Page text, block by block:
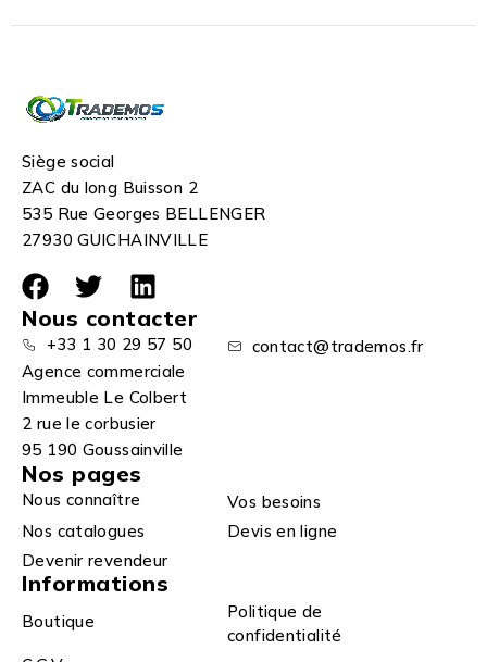
Siège social
ZAC du long Buisson 2
535 Rue Georges BELLENGER
27930 GUICHAINVILLE
Nous contacter
+33 1 30 29 57 50
contact@trademos.fr
Agence commerciale
Immeuble Le Colbert
2 rue le corbusier
95 190 Goussainville
Nos pages
Nous connaître
Vos besoins
Nos catalogues
Devis en ligne
Devenir revendeur
Informations
Boutique
Politique de
confidentialité